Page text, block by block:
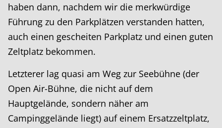
haben dann, nachdem wir die merkwürdige
Führung zu den Parkplätzen verstanden hatten,
auch einen gescheiten Parkplatz und einen guten
Zeltplatz bekommen.
Letzterer lag quasi am Weg zur Seebühne (der
Open Air-Bühne, die nicht auf dem
Hauptgelände, sondern näher am
Campinggelände liegt) auf einem Ersatzzeltplatz,